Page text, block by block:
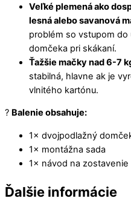
Veľké plemená ako
lesná alebo savanová
problém so vstupom do
domčeka pri skákaní.
Ťažšie mačky nad 6-7
stabilná, hlavne ak je
vlnitého kartónu.
? Balenie obsahuje:
1× dvojpodlažný
1× montážna sada
1× návod na zostavenie
Ďalšie informácie